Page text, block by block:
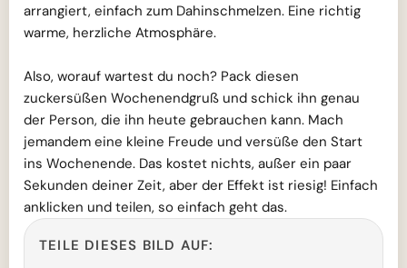
arrangiert, einfach zum Dahinschmelzen. Eine richtig
warme, herzliche Atmosphäre.
Also, worauf wartest du noch? Pack diesen
zuckersüßen Wochenendgruß und schick ihn genau
der Person, die ihn heute gebrauchen kann. Mach
jemandem eine kleine Freude und versüße den Start
ins Wochenende. Das kostet nichts, außer ein paar
Sekunden deiner Zeit, aber der Effekt ist riesig! Einfach
anklicken und teilen, so einfach geht das.
TEILE DIESES BILD AUF: